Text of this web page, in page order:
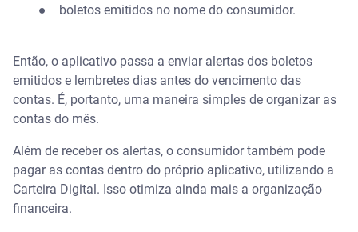
● boletos emitidos no nome do consumidor.
Então, o aplicativo passa a enviar alertas dos boletos
emitidos e lembretes dias antes do vencimento das
contas. É, portanto, uma maneira simples de organizar as
contas do mês.
Além de receber os alertas, o consumidor também pode
pagar as contas dentro do próprio aplicativo, utilizando a
Carteira Digital. Isso otimiza ainda mais a organização
financeira.